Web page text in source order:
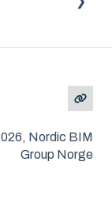
Nordic BIM
Group Norge